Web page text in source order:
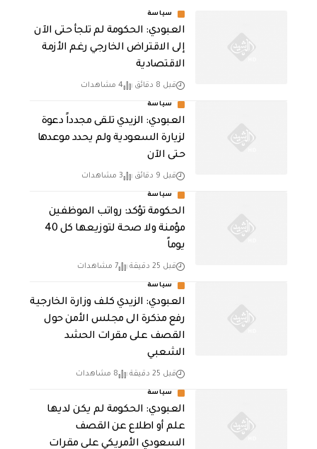
سياسة
العبودي: الحكومة لم تلجأ حتى الآن
إلى الاقتراض الخارجي رغم الأزمة
الاقتصادية
قبل 8 دقائق 4 مشاهدات
سياسة
العبودي: الزيدي تلقى مجدداً دعوة
لزيارة السعودية ولم يحدد موعدها
حتى الآن
قبل 9 دقائق 3 مشاهدات
سياسة
الحكومة تؤكد: رواتب الموظفين
مؤمنة ولا صحة لتوزيعها كل 40
يوماً
قبل 25 دقيقة 7 مشاهدات
سياسة
العبودي: الزيدي كلف وزارة الخارجية
رفع مذكرة الى مجلس الأمن حول
القصف على مقرات الحشد
الشعبي
قبل 25 دقيقة 8 مشاهدات
سياسة
العبودي: الحكومة لم يكن لديها
علم أو اطلاع عن القصف
السعودي الأمريكي على مقرات